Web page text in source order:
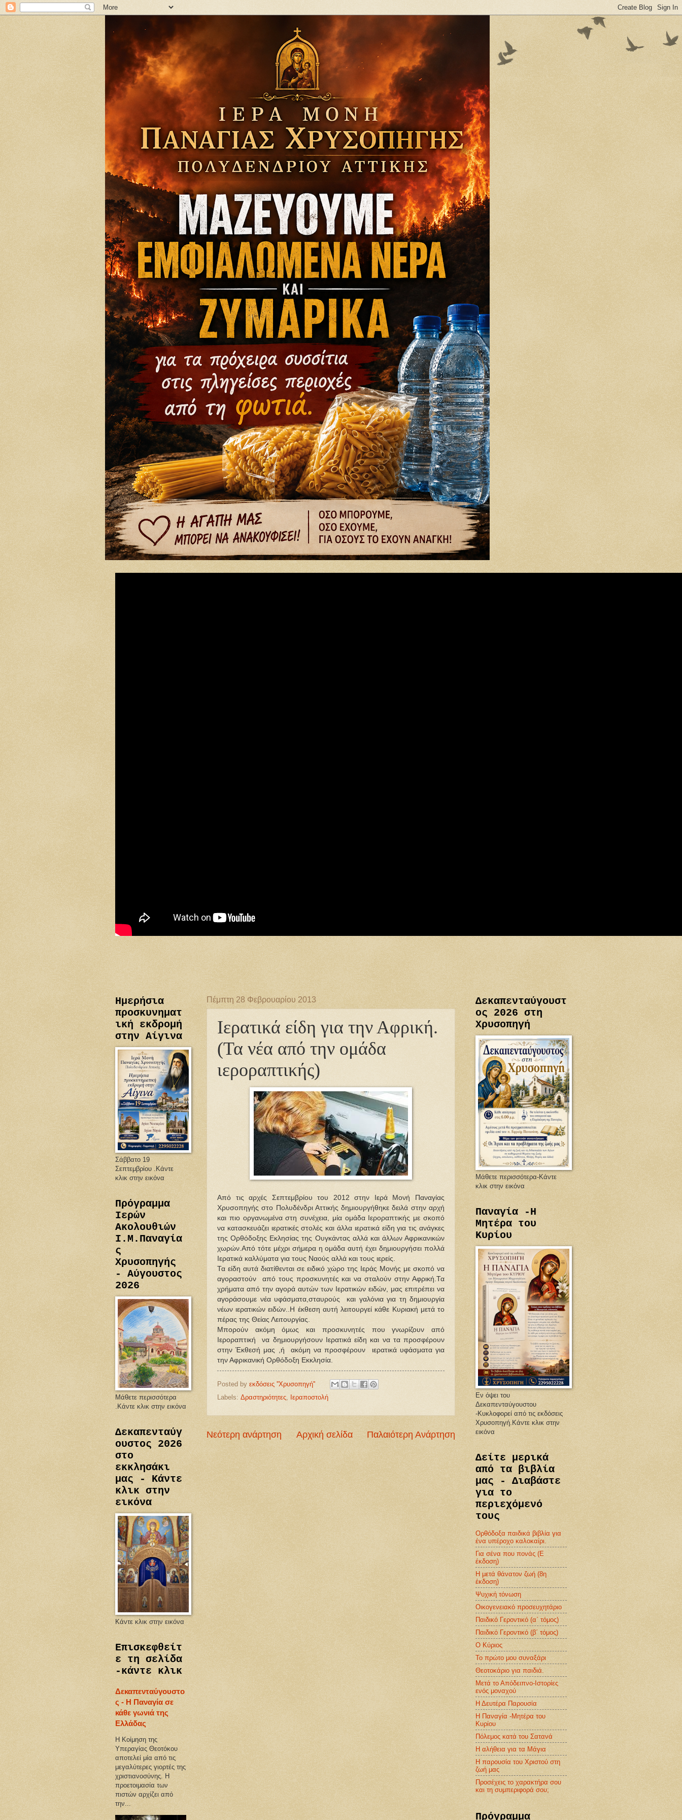
Πέμπτη 28 Φεβρουαρίου 2013
Ιερατικά είδη για την Αφρική.
(Τα νέα από την ομάδα
ιεροραπτικής)
Από τις αρχές Σεπτεμβρίου του 2012 στην Ιερά Μονή Παναγίας
Χρυσοπηγής στο Πολυδένδρι Αττικής δημιουργήθηκε δειλά στην αρχή
και πιο οργανωμένα στη συνέχεια, μία ομάδα Ιεροραπτικής με σκοπό
να κατασκευάζει ιερατικές στολές και άλλα ιερατικά είδη για τις ανάγκες
της Ορθόδοξης Εκλησίας της Ουγκάντας αλλά και άλλων Αφρικανικών
χωρών.Από τότε μέχρι σήμερα η ομάδα αυτή έχει δημιουργήσει πολλά
Ιερατικά καλλύματα για τους Ναούς αλλά και τους ιερείς.
Τα είδη αυτά διατίθενται σε ειδικό χώρο της Ιεράς Μονής με σκοπό να
αγοραστούν
από τους προσκυνητές και να σταλούν στην Αφρική.Τα
χρήματα από την αγορά αυτών των Ιερατικών ειδών, μας επιτρέπει να
αγοράσουμε νέα υφάσματα,σταυρούς
και γαλόνια για τη δημιουργία
νέων ιερατικών ειδών..Η έκθεση αυτή λειτουργεί κάθε Κυριακή μετά το
πέρας της Θείας Λειτουργίας.
Μπορούν ακόμη όμως και προσκυνητές που γνωρίζουν από
Ιεροραπτική να δημιουργήσουν Ιερατικά είδη και να τα προσφέρουν
στην Έκθεσή μας ,ή ακόμη να προσφέρουν ιερατικά υφάσματα για
την Αφρικανική Ορθόδοξη Εκκλησία.
Posted by εκδόσεις ''Χρυσοπηγή''
Labels: Δραστηριότητες, Ιεραποστολή
Νεότερη ανάρτηση Παλαιότερη Ανάρτηση
Αρχική σελίδα
Ημερήσια
προσκυνηματ
ική εκδρομή
στην Αίγινα
Σάββατο 19
Σεπτεμβρίου .Κάντε
κλικ στην εικόνα
Πρόγραμμα
Ιερών
Ακολουθιών
Ι.Μ.Παναγία
ς
Χρυσοπηγής
- Αύγουστος
2026
Μάθετε περισσότερα
.Κάντε κλικ στην εικόνα
Δεκαπενταύγ
ουστος 2026
στο
εκκλησάκι
μας - Κάντε
κλικ στην
εικόνα
Κάντε κλικ στην εικόνα
Επισκεφθείτ
ε τη σελίδα
-κάντε κλικ
Δεκαπενταύγουστο
ς - Η Παναγία σε
κάθε γωνιά της
Ελλάδας
Η Κοίμηση της
Υπεραγίας Θεοτόκου
αποτελεί μία από τις
μεγαλύτερες γιορτές της
χριστιανοσύνης. Η
προετοιμασία των
πιστών αρχίζει από
την...
Δεκαπενταύγουστ
ος 2026 στη
Χρυσοπηγή
Μάθετε περισσότερα-Κάντε
κλικ στην εικόνα
Παναγία -Η
Μητέρα του
Κυρίου
Εν όψει του
Δεκαπενταύγουστου
-Κυκλοφορεί από τις εκδόσεις
Χρυσοπηγή.Κάντε κλικ στην
εικόνα
Δείτε μερικά
από τα βιβλία
μας - Διαβάστε
για το
περιεχόμενό
τους
Ορθόδοξα παιδικά βιβλία για
ένα υπέροχο καλοκαίρι.
Για σένα που πονάς (Ε
έκδοση)
Η μετά θάνατον ζωή (8η
έκδοση)
Ψυχική τόνωση
Οικογενειακό προσευχητάριο
Παιδικό Γεροντικό (α΄ τόμος)
Παιδικό Γεροντικό (β΄ τόμος)
Ο Κύριος
Το πρώτο μου συναξάρι
Θεοτοκάριο για παιδιά.
Μετά το Απόδειπνο-Ιστορίες
ενός μοναχού
Η Δευτέρα Παρουσία
Η Παναγία -Μητέρα του
Κυρίου
Πόλεμος κατά του Σατανά
Η αλήθεια για τα Μάγια
Η παρουσία του Χριστού στη
ζωή μας
Προσέχεις το χαρακτήρα σου
και τη συμπεριφορά σου;
Πρόγραμμα